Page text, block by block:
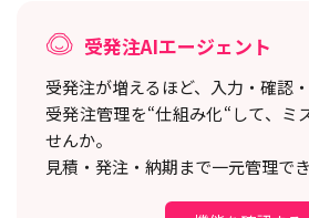
受発注AIエージェント
受発注が増えるほど、入力・確認
受発注管理を“仕組み化“して、ミ
せんか。
見積・発注・納期まで一元管理でき